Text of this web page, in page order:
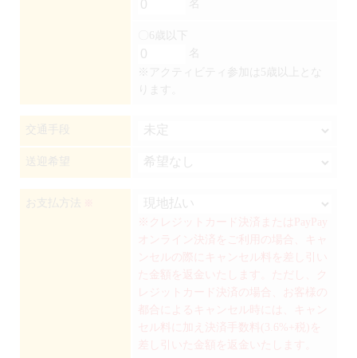
名
〇6歳以下
名
※アクティビティ参加は5歳以上とな
交通手段
送迎希望
お支払方法
※クレジットカード決済またはPayPay
オンライン決済をご利用の場合、キャ
ンセルの際にキャンセル料を差し引い
た金額を返金いたします。ただし、ク
レジットカード決済の場合、お客様の
都合によるキャンセル時には、キャン
セル料に加え決済手数料(3.6%+税)を
差し引いた金額を返金いたします。